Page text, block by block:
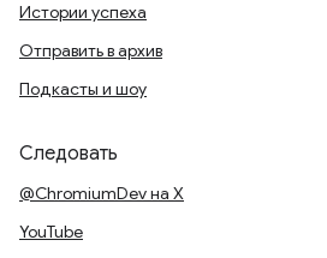
Истории успеха
Отправить в архив
Подкасты и шоу
Следовать
@ChromiumDev на X
YouTube